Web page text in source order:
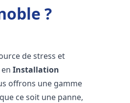
?
de stress et
enInstallation
offrons une gamme
ce soit une panne,